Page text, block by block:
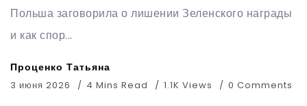
Польша заговорила о лишении Зеленского награды
и как спор...
Проценко Татьяна
3 июня 2026 4 Mins Read 1.1K Views 0 Comments